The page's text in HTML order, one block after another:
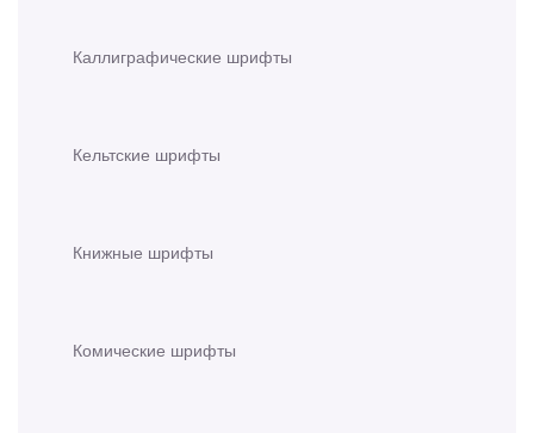
Каллиграфические шрифты
Кельтские шрифты
Книжные шрифты
Комические шрифты